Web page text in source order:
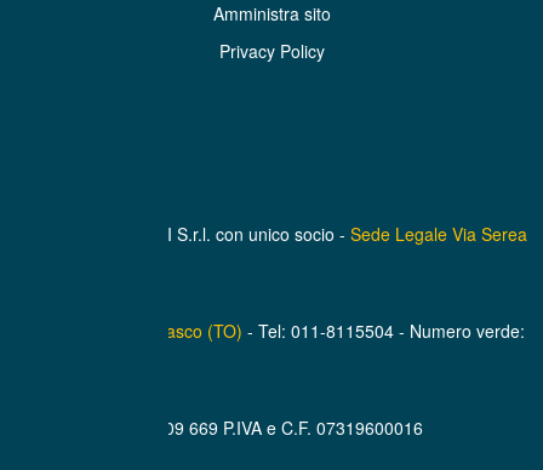
Amministra sito
Privacy Policy
BEINASCO SERVIZI S.r.l. con unico socio - Sede Legale Via Serea
n. 9/1 - 10092 Beinasco (TO) - Tel: 011-8115504 - Numero verde:
800 909 669 P.IVA e C.F. 07319600016